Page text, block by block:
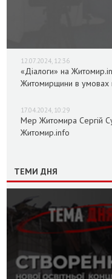
12.07.2024, 12:36
«Діалоги» на
Житомирщини в умовах
17.04.2024, 10:29
Мер Житомира Сергій
Житомир.info
ТЕМИ ДНЯ